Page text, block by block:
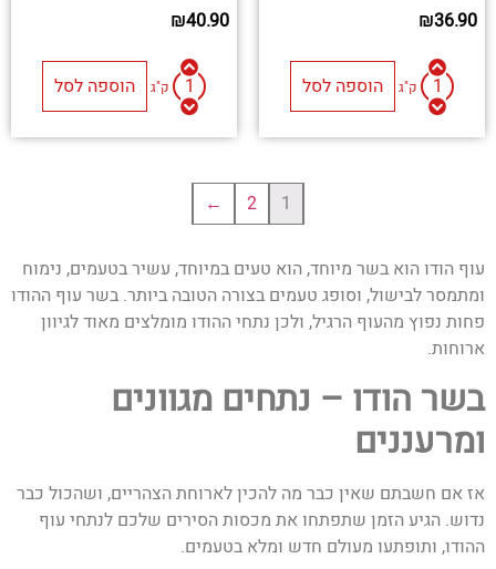
₪36.90
ק"ג הוספה לסל
₪40.90
ק"ג הוספה לסל
1
2
←
עוף הודו הוא בשר מיוחד, הוא טעים במיוחד, עשיר בטעמים, נימוח
ומתמסר לבישול, וסופג טעמים בצורה הטובה ביותר. בשר עוף ההודו
פחות נפוץ מהעוף הרגיל, ולכן נתחי ההודו מומלצים מאוד לגיוון
ארוחות.
בשר הודו – נתחים מגוונים
ומרעננים
אז אם חשבתם שאין כבר מה להכין לארוחת הצהריים, ושהכול כבר
נדוש. הגיע הזמן שתפתחו את מכסות הסירים שלכם לנתחי עוף
ההודו, ותופתעו מעולם חדש ומלא בטעמים.